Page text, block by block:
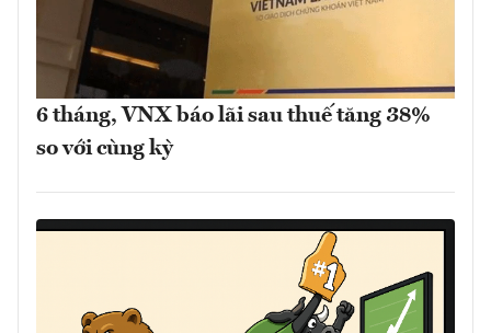
6 tháng, VNX báo lãi sau thuế tăng 38%
so với cùng kỳ